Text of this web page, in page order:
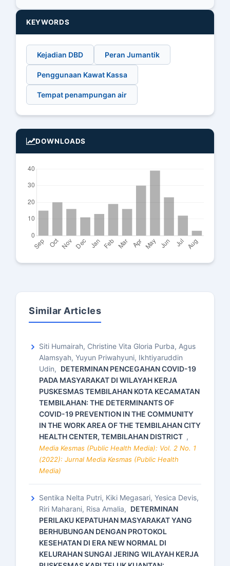
KEYWORDS
Kejadian DBD Peran Jumantik
Penggunaan Kawat Kassa
Tempat penampungan air
DOWNLOADS
Similar Articles
Siti Humairah, Christine Vita Gloria Purba, Agus
Alamsyah, Yuyun Priwahyuni, Ikhtiyaruddin
Udin, DETERMINAN PENCEGAHAN COVID-19
PADA MASYARAKAT DI WILAYAH KERJA
PUSKESMAS TEMBILAHAN KOTA KECAMATAN
TEMBILAHAN: THE DETERMINANTS OF
COVID-19 PREVENTION IN THE COMMUNITY
IN THE WORK AREA OF THE TEMBILAHAN CITY
HEALTH CENTER, TEMBILAHAN DISTRICT ,
Media Kesmas (Public Health Media): Vol. 2 No. 1
(2022): Jurnal Media Kesmas (Public Health
Media)
Sentika Nelta Putri, Kiki Megasari, Yesica Devis,
Riri Maharani, Risa Amalia, DETERMINAN
PERILAKU KEPATUHAN MASYARAKAT YANG
BERHUBUNGAN DENGAN PROTOKOL
KESEHATAN DI ERA NEW NORMAL DI
KELURAHAN SUNGAI JERING WILAYAH KERJA